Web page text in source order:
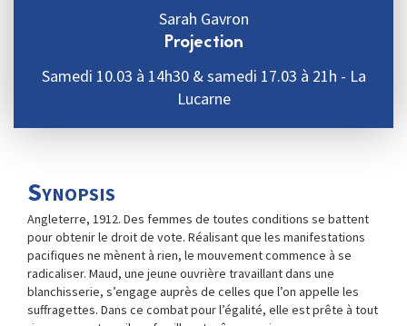
Sarah Gavron
Projection
Samedi 10.03 à 14h30 & samedi 17.03 à 21h - La
Lucarne
Synopsis
Angleterre, 1912. Des femmes de toutes conditions se battent
pour obtenir le droit de vote. Réalisant que les manifestations
pacifiques ne mènent à rien, le mouvement commence à se
radicaliser. Maud, une jeune ouvrière travaillant dans une
blanchisserie, s’engage auprès de celles que l’on appelle les
suffragettes. Dans ce combat pour l’égalité, elle est prête à tout